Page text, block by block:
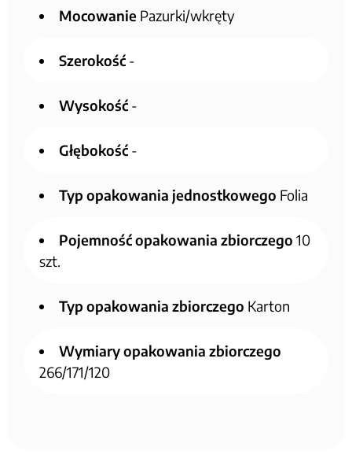
Mocowanie Pazurki/wkręty
Szerokość -
Wysokość -
Głębokość -
Typ opakowania jednostkowego Folia
Pojemność opakowania zbiorczego 10
szt.
Typ opakowania zbiorczego Karton
Wymiary opakowania zbiorczego
266/171/120